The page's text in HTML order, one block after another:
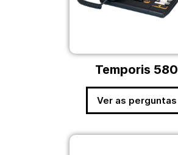
Temporis 580
Ver as perguntas